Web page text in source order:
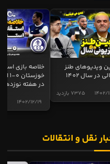
ویدیوهای طنز
در سال 1402
7375 بازدید 1402/
خلاصه بازی
در هفته نوزدهم
1402/12/19
نقل و انتقالات